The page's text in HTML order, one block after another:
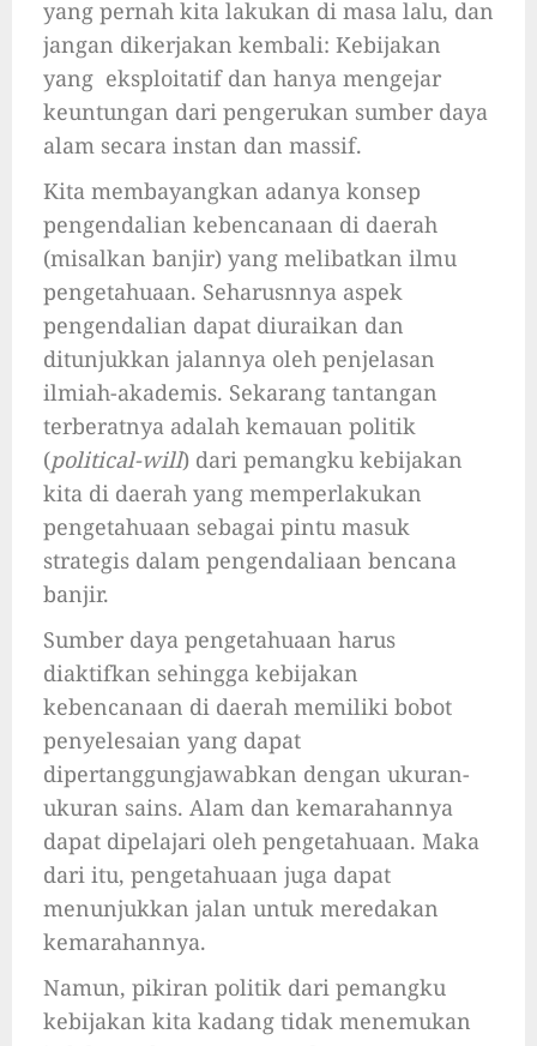
yang pernah kita lakukan di masa lalu, dan
jangan dikerjakan kembali: Kebijakan
yang eksploitatif dan hanya mengejar
keuntungan dari pengerukan sumber daya
alam secara instan dan massif.
Kita membayangkan adanya konsep
pengendalian kebencanaan di daerah
(misalkan banjir) yang melibatkan ilmu
pengetahuaan. Seharusnnya aspek
pengendalian dapat diuraikan dan
ditunjukkan jalannya oleh penjelasan
ilmiah-akademis. Sekarang tantangan
terberatnya adalah kemauan politik
(political-will) dari pemangku kebijakan
kita di daerah yang memperlakukan
pengetahuaan sebagai pintu masuk
strategis dalam pengendaliaan bencana
banjir.
Sumber daya pengetahuaan harus
diaktifkan sehingga kebijakan
kebencanaan di daerah memiliki bobot
penyelesaian yang dapat
dipertanggungjawabkan dengan ukuran-
ukuran sains. Alam dan kemarahannya
dapat dipelajari oleh pengetahuaan. Maka
dari itu, pengetahuaan juga dapat
menunjukkan jalan untuk meredakan
kemarahannya.
Namun, pikiran politik dari pemangku
kebijakan kita kadang tidak menemukan